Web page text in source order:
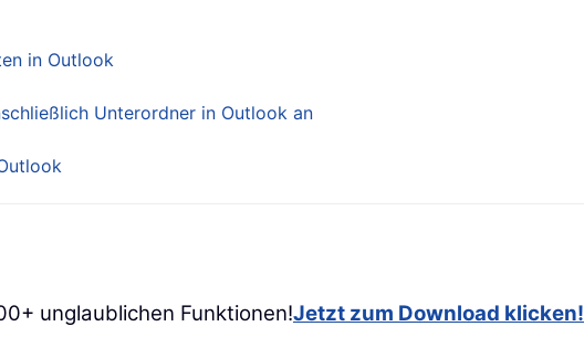
in Outlook
Unterordner in Outlook an
unglaublichen Funktionen!Jetzt zum Download klicken!